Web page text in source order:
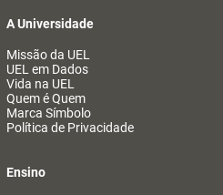
A Universidade
Missão da UEL
UEL em Dados
Vida na UEL
Quem é Quem
Marca Símbolo
Política de Privacidade
Ensino